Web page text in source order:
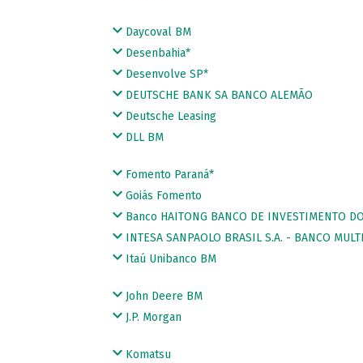
Daycoval BM
Desenbahia*
Desenvolve SP*
DEUTSCHE BANK SA BANCO ALEMÃO
Deutsche Leasing
DLL BM
Fomento Paraná*
Goiás Fomento
Banco HAITONG BANCO DE INVESTIMENTO
INTESA SANPAOLO BRASIL S.A. - BANCO
Itaú Unibanco BM
John Deere BM
J.P. Morgan
Komatsu